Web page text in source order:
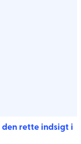
den rette indsigt i